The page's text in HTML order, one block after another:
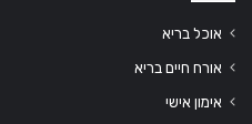
אוכל בריא
אורח חיים בריא
אימון אישי